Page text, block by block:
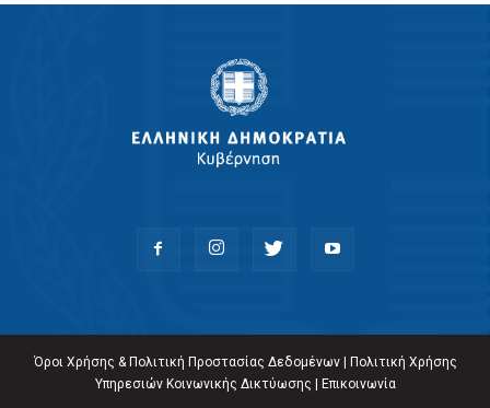
Όροι Χρήσης & Πολιτική Προστασίας Δεδομένων|
Πολιτική Χρήσης
Υπηρεσιών Κοινωνικής Δικτύωσης
Επικοινωνία